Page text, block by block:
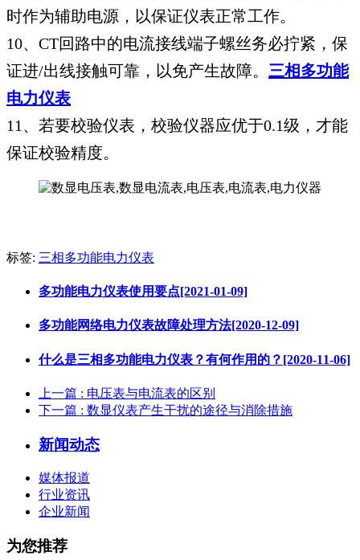
时作为辅助电源，以保证仪表正常工作。
10、CT回路中的电流接线端子螺丝务必拧紧，保
证进/出线接触可靠，以免产生故障。 三相多功能
电力仪表
11、若要校验仪表，校验仪器应优于0.1级，才能
保证校验精度。
标签: 三相多功能电力仪表​
多功能电力仪表使用要点[2021-01-09]
多功能网络电力仪表故障处理方法[2020-12-09]
什么是三相多功能电力仪表？有何作用的？[2020-11-06]
上一篇 : 电压表与电流表的区别
下一篇 : 数显仪表产生干扰的途径与消除措施
新闻动态
媒体报道
行业资讯
企业新闻
为您推荐